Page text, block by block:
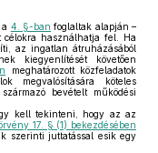
4. §-ban foglaltak alapján –
célokra használhatja fel. Ha
az ingatlan átruházásából
kiegyenlítését követően
meghatározott közfeladatok
megvalósítására köteles
bevételt működési
kell tekinteni, hogy az az
17. § (1) bekezdésében
szerinti juttatással esik egy